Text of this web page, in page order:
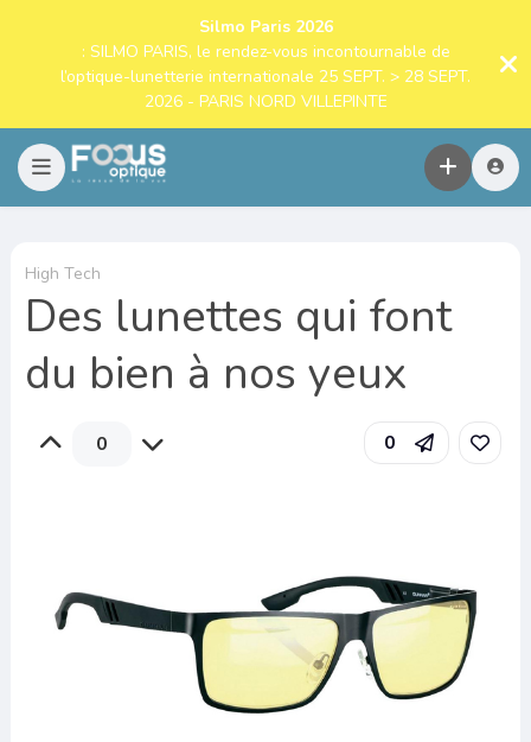
Silmo Paris 2026
: SILMO PARIS, le rendez-vous incontournable de
l’optique-lunetterie internationale 25 SEPT. > 28 SEPT.
2026 - PARIS NORD VILLEPINTE
High Tech
Des lunettes qui font
du bien à nos yeux
0 0